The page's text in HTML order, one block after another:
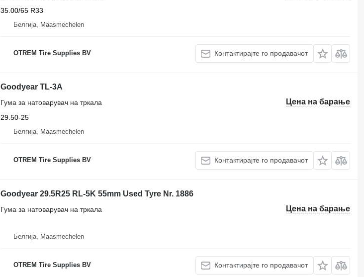
35.00/65 R33
Белгија, Maasmechelen
OTREM Tire Supplies BV Контактирајте го продавачот
Goodyear TL-3A
Цена на барање
Гума за натоварувач на тркала
29.50-25
Белгија, Maasmechelen
OTREM Tire Supplies BV Контактирајте го продавачот
Goodyear 29.5R25 RL-5K 55mm Used Tyre Nr. 1886
Цена на барање
Гума за натоварувач на тркала
Белгија, Maasmechelen
OTREM Tire Supplies BV Контактирајте го продавачот